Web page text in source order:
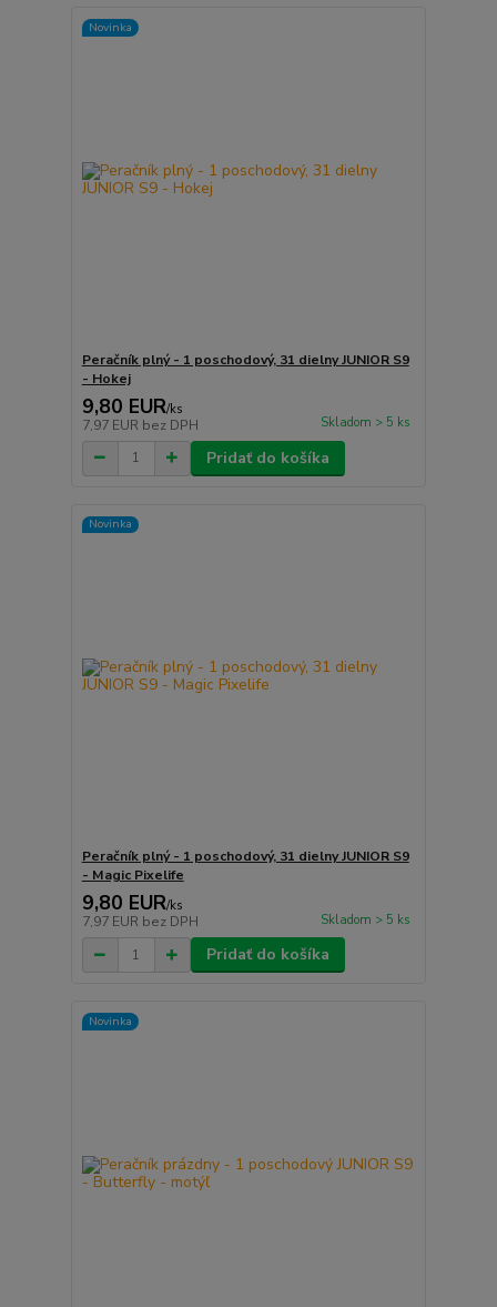
Novinka
Peračník plný - 1 poschodový, 31 dielny JUNIOR S9
- Hokej
9,80 EUR/ks
7,97 EUR bez DPH Skladom > 5 ks
Pridať do košíka
Novinka
Peračník plný - 1 poschodový, 31 dielny JUNIOR S9
- Magic Pixelife
9,80 EUR/ks
7,97 EUR bez DPH Skladom > 5 ks
Pridať do košíka
Novinka